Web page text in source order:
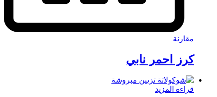
مقارنة
كرز احمر نابي
قراءة المزيد